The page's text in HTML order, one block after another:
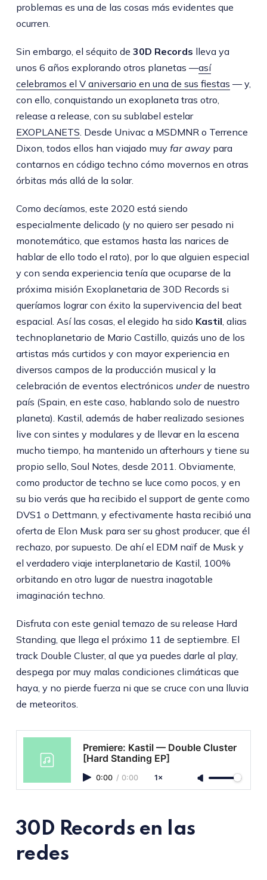
problemas es una de las cosas más evidentes que
ocurren.
Sin embargo, el séquito de 30D Records lleva ya
unos 6 años explorando otros planetas —así
celebramos el V aniversario en una de sus fiestas — y,
con ello, conquistando un exoplaneta tras otro,
release a release, con su sublabel estelar
EXOPLANETS. Desde Univac a MSDMNR o Terrence
Dixon, todos ellos han viajado muy far awaypara
contarnos en código techno cómo movernos en otras
órbitas más allá de la solar.
Como decíamos, este 2020 está siendo
especialmente delicado (y no quiero ser pesado ni
monotemático, que estamos hasta las narices de
hablar de ello todo el rato), por lo que alguien especial
y con senda experiencia tenía que ocuparse de la
próxima misión Exoplanetaria de 30D Records si
queríamos lograr con éxito la supervivencia del beat
espacial. Así las cosas, el elegido ha sido Kastil, alias
technoplanetario de Mario Castillo, quizás uno de los
artistas más curtidos y con mayor experiencia en
diversos campos de la producción musical y la
celebración de eventos electrónicos underde nuestro
país (Spain, en este caso, hablando solo de nuestro
planeta). Kastil, además de haber realizado sesiones
live con sintes y modulares y de llevar en la escena
mucho tiempo, ha mantenido un afterhours y tiene su
propio sello, Soul Notes, desde 2011. Obviamente,
como productor de techno se luce como pocos, y en
su bio verás que ha recibido el support de gente como
DVS1 o Dettmann, y efectivamente hasta recibió una
oferta de Elon Musk para ser su ghost producer, que él
rechazo, por supuesto. De ahí el EDM naïf de Musk y
el verdadero viaje interplanetario de Kastil, 100%
orbitando en otro lugar de nuestra inagotable
imaginación techno.
Disfruta con este genial temazo de su release Hard
Standing, que llega el próximo 11 de septiembre. El
track Double Cluster, al que ya puedes darle al play,
despega por muy malas condiciones climáticas que
haya, y no pierde fuerza ni que se cruce con una lluvia
de meteoritos.
Premiere: Kastil — Double Cluster
[Hard Standing EP]
0:00 / 0:00 1×
30D Records en las
redes